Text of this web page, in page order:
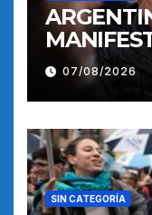
07/08/2026
SIN CATEGORÍA